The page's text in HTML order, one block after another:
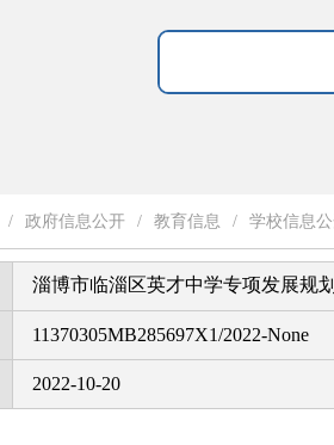
/ 政府信息公开 / 教育信息 / 学校信息
淄博市临淄区英才中学专项发展规划
11370305MB285697X1/2022-None
2022-10-20